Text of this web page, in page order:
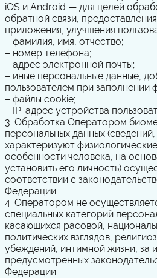
iOS и Android — для целей
обратной связи,
приложения, улучшения
– фамилия, имя, отчество;
– номер телефона;
– адрес электронной почты;
– иные персональные данные,
пользователем при заполнении
– файлы cookie;
– IP-адрес устройства
3. Обработка Оператором
персональных данных
характеризуют
особенности человека, на
установить его личность)
соответствии с
Федерации.
4. Оператором не
специальных категорий
касающихся расовой,
политических взглядов,
убеждений, интимной жизни, за
предусмотренных
Федерации.